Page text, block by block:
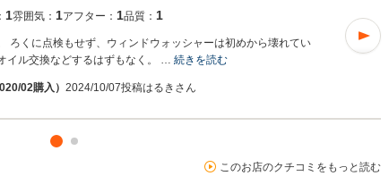
1雰囲気： 1アフター： 1品質： 1
ろくに点検もせず、ウィンドウォッシャーは初めから壊れてい
イル交換などするはずもなく。 … 続きを読む
02購入） 2024/10/07投稿はるきさん
このお店のクチコミをもっと読む